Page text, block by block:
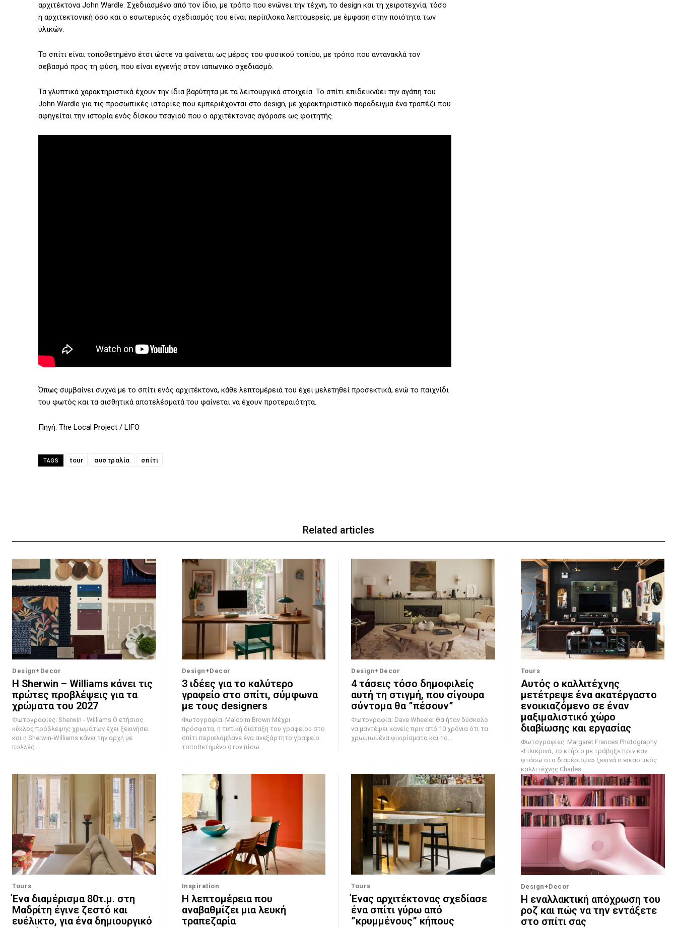
αρχιτέκτονα John Wardle. Σχεδιασμένο από τον ίδιο, με τρόπο που ενώνει την τέχνη, το design και τη χειροτεχνία, τόσο
η αρχιτεκτονική όσο και ο εσωτερικός σχεδιασμός του είναι περίπλοκα λεπτομερείς, με έμφαση στην ποιότητα των
υλικών.
Το σπίτι είναι τοποθετημένο έτσι ώστε να φαίνεται ως μέρος του φυσικού τοπίου, με τρόπο που αντανακλά τον
σεβασμό προς τη φύση, που είναι εγγενής στον ιαπωνικό σχεδιασμό.
Τα γλυπτικά χαρακτηριστικά έχουν την ίδια βαρύτητα με τα λειτουργικά στοιχεία. Το σπίτι επιδεικνύει την αγάπη του
John Wardle για τις προσωπικές ιστορίες που εμπεριέχονται στο design, με χαρακτηριστικό παράδειγμα ένα τραπέζι που
αφηγείται την ιστορία ενός δίσκου τσαγιού που ο αρχιτέκτονας αγόρασε ως φοιτητής.
Όπως συμβαίνει συχνά με το σπίτι ενός αρχιτέκτονα, κάθε λεπτομέρειά του έχει μελετηθεί προσεκτικά, ενώ το παιχνίδι
του φωτός και τα αισθητικά αποτελέσματά του φαίνεται να έχουν προτεραιότητα.
Πηγή: The Local Project / LIFO
TAGS tour αυστραλία σπίτι
Related articles
Design+Decor
Η Sherwin – Williams κάνει τις
πρώτες προβλέψεις για τα
χρώματα του 2027
Φωτογραφίες: Sherwin - Williams Ο ετήσιος
κύκλος πρόβλεψης χρωμάτων έχει ξεκινήσει
και η Sherwin-Williams κάνει την αρχή με
πολλές...
Design+Decor
3 ιδέες για το καλύτερο
γραφείο στο σπίτι, σύμφωνα
με τους designers
Φωτογραφία: Malcolm Brown Μέχρι
πρόσφατα, η τυπική διάταξη του γραφείου στο
σπίτι περιελάμβανε ένα ανεξάρτητο γραφείο
τοποθετημένο στον πίσω...
Design+Decor
4 τάσεις τόσο δημοφιλείς
αυτή τη στιγμή, που σίγουρα
σύντομα θα ”πέσουν”
Φωτογραφία: Dave Wheeler Θα ήταν δύσκολο
να μαντέψει κανείς πριν από 10 χρόνια ότι τα
χρωμιωμένα φινιρίσματα και το...
Tours
Αυτός ο καλλιτέχνης
μετέτρεψε ένα ακατέργαστο
ενοικιαζόμενο σε έναν
μαξιμαλιστικό χώρο
διαβίωσης και εργασίας
Φωτογραφίες: Margaret Frances Photography
«Ειλικρινά, το κτήριο με τράβηξε πριν καν
φτάσω στο διαμέρισμα» ξεκινά ο εικαστικός
καλλιτέχνης Charles...
Tours
Ένα διαμέρισμα 80τ.μ. στη
Μαδρίτη έγινε ζεστό και
ευέλικτο, για ένα δημιουργικό
Inspiration
Η λεπτομέρεια που
αναβαθμίζει μια λευκή
τραπεζαρία
Tours
Ένας αρχιτέκτονας σχεδίασε
ένα σπίτι γύρω από
”κρυμμένους” κήπους
Design+Decor
Η εναλλακτική απόχρωση του
ροζ και πώς να την εντάξετε
στο σπίτι σας